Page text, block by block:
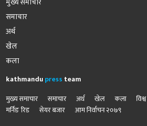
समाचार
अर्थ
खेल
कला
kathmandu press team
मुख्य समाचार
समाचार अर्थ खेल कला विश्व
मर्निङ रिड
सेयर बजार आम निर्वाचन २०७९